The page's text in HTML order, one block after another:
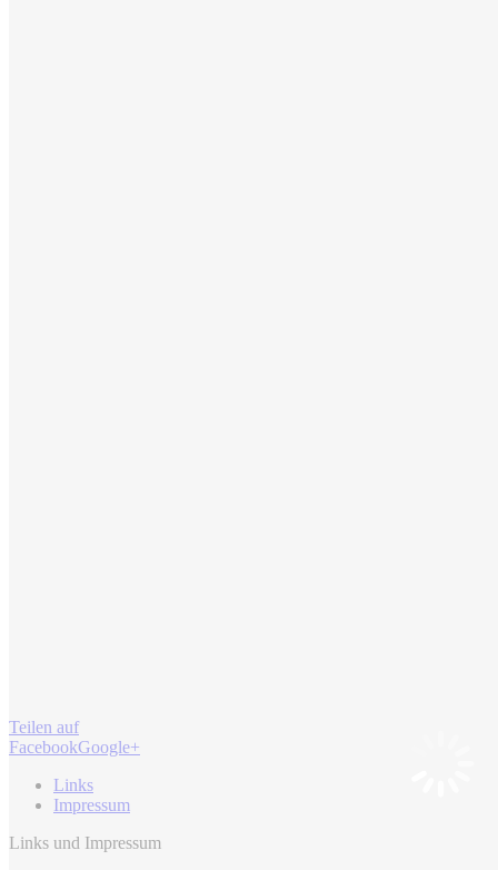
Teilen auf
FacebookGoogle+
Links
Impressum
Links und Impressum